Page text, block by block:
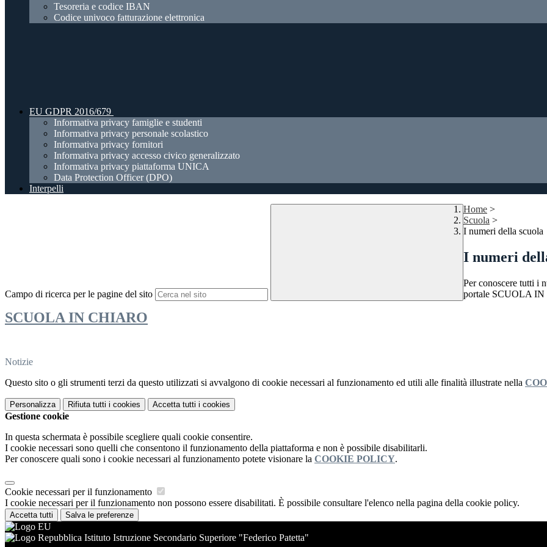
Tesoreria e codice IBAN
Codice univoco fatturazione elettronica
EU GDPR 2016/679
Informativa privacy famiglie e studenti
Informativa privacy personale scolastico
Informativa privacy fornitori
Informativa privacy accesso civico generalizzato
Informativa privacy piattaforma UNICA
Data Protection Officer (DPO)
Interpelli
Campo di ricerca per le pagine del sito
Home >
Scuola >
I numeri della scuola
I numeri
Per conoscere tutti i
portale SCUOLA IN
SCUOLA IN CHIARO
Notizie
Questo sito o gli strumenti terzi da questo utilizzati si avvalgono di cookie necessari al funzionamento ed utili alle finalità illustrate nella
Personalizza Rifiuta tutti i cookies Accetta tutti i cookies
Gestione cookie
In questa schermata è possibile scegliere quali cookie consentire.
I cookie necessari sono quelli che consentono il funzionamento della piattaforma e non è possibile disabilitarli.
Per conoscere quali sono i cookie necessari al funzionamento potete visionare la COOKIE POLICY.
Cookie necessari per il funzionamento
I cookie necessari per il funzionamento non possono essere disabilitati. È possibile consultare l'elenco nella pagina della cookie policy.
Accetta tutti Salva le preferenze
Istituto Istruzione Secondario Superiore "Federico Patetta"